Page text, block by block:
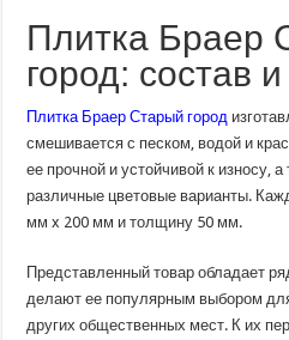
Плитка Браер
город: состав
Плитка Браер Старый город
смешивается с песком, водой и
ее прочной и устойчивой к износу,
различные цветовые варианты.
мм x 200 мм и толщину 50 мм.
Представленный товар обладает
делают ее популярным выбором
других общественных мест. К их